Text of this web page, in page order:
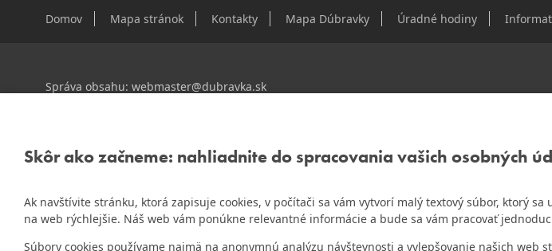
Skôr ako začneme: nahliadnite do spracovania vašich osobných
Ak navštívite stránku, ktorá zapisuje cookies, v počítači sa vám vytvorí malý textový súbor, ktorý
na web rýchlejšie. Náš web vám ponúkne relevantné informácie a bude sa vám pracovať
Súbory cookies používame najmä na anonymnú analýzu návštevnosti a vylepšovanie našich
Domov Mapa stránok Kontakty Mapa Dúbravky Úradné hodiny
Správa obsahu: webmaster@dubravka.sk
Naša mestská časť získala 3. miesto v súťažiZlatyErb.sk
o najlepšiu internetovú stránku